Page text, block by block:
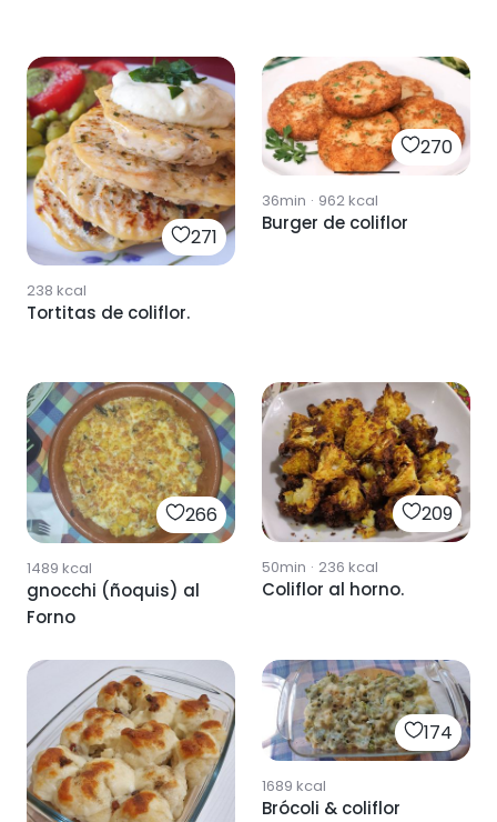
271
238 kcal
Tortitas de coliflor.
270
36min · 962kcal
Burger de coliflor
266
1489 kcal
gnocchi (ñoquis) al
Forno
209
50min · 236 kcal
Coliflor al horno.
174
1689 kcal
Brócoli & coliflor